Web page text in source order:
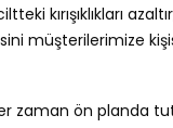
azaltır,
müşterilerimize
zaman ön planda